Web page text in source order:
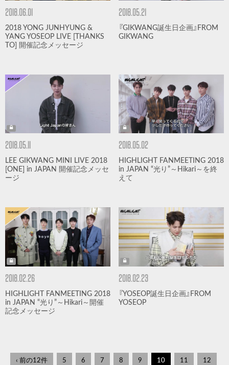
2018.06.01
2018 YONG JUNHYUNG &
YANG YOSEOP LIVE [THANKS
TO] 開催記念メッセージ
2018.05.21
『GIKWANG誕生日企画』FROM
GIKWANG
2018.05.11
LEE GIKWANG MINI LIVE 2018
[ONE] in JAPAN 開催記念メッセ
ージ
2018.05.02
HIGHLIGHT FANMEETING 2018
in JAPAN “光り”～Hikari～を終
えて
2018.02.26
HIGHLIGHT FANMEETING 2018
in JAPAN “光り”～Hikari～開催
記念メッセージ
2018.02.23
『YOSEOP誕生日企画』FROM
YOSEOP
‹ 前の12件 5 6 7 8 9 10 11 12